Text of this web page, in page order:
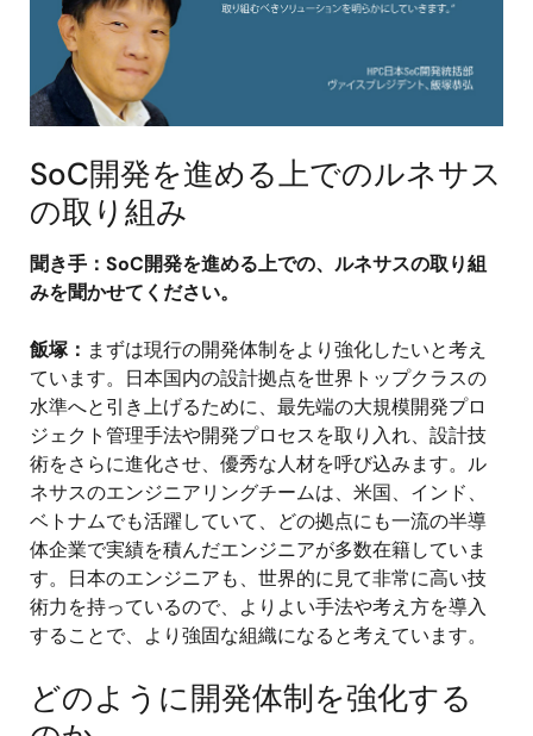
SoC開発を進める上でのルネサス
の取り組み
聞き手：SoC開発を進める上での、ルネサスの取り組
みを聞かせてください。
飯塚： まずは現行の開発体制をより強化したいと考え
ています。日本国内の設計拠点を世界トップクラスの
水準へと引き上げるために、最先端の大規模開発プロ
ジェクト管理手法や開発プロセスを取り入れ、設計技
術をさらに進化させ、優秀な人材を呼び込みます。ル
ネサスのエンジニアリングチームは、米国、インド、
ベトナムでも活躍していて、どの拠点にも一流の半導
体企業で実績を積んだエンジニアが多数在籍していま
す。日本のエンジニアも、世界的に見て非常に高い技
術力を持っているので、よりよい手法や考え方を導入
することで、より強固な組織になると考えています。
どのように開発体制を強化する